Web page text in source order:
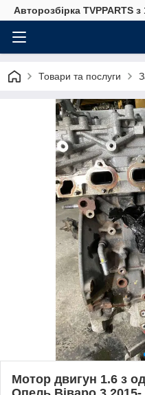
Авторозбірка TVPPARTS
Товари та послуги
Мотор двигун 1.6 з